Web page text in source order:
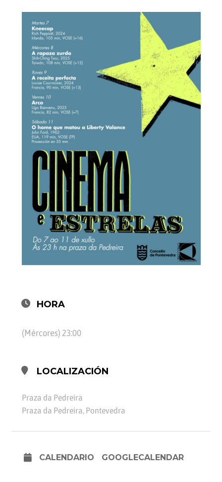
HORA
(Mércores) 23:00
LOCALIZACIÓN
Praza da Pedreira
Praza da Pedreira, Pontevedra
CALENDARIO GOOGLECALENDAR